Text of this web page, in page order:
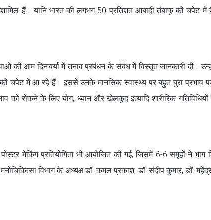
हैं। यानि भारत की लगभग 50 प्रतिशत आबादी तंबाकू की चपेट
की आम दिनचर्या में तनाव प्रबंधन के संबंध में विस्तृत जानकारी दी।
की चपेट में आ रहे हैं। इससे उनके मानसिक स्वास्थ्य पर बहुत बुरा प्रभाव
को रोकने के लिए योग, ध्यान और खेलकूद इत्यादि शारीरिक
मेकिंग प्रतियोगिता भी आयोजित की गई, जिसमें 6-6 समूहों ने भाग
विभाग के अध्यक्ष डॉ. कमल प्रकाश, डॉ. संदीप कुमार, डॉ.